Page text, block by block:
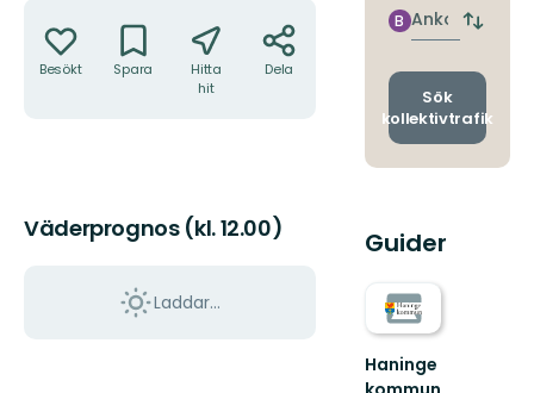
Besökt Spara
Hitta
hit
Dela
Väderprognos (kl. 12.00)
Laddar...
Ankomst
B
Byt
och
Sök
kollektivtrafik
Guider
Haninge